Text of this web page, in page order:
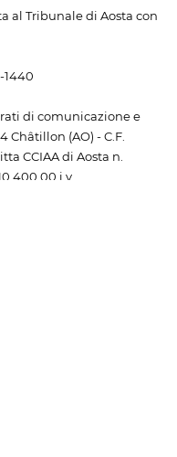
al Tribunale di Aosta con
1440
di comunicazione e
Châtillon (AO) - C.F.
CCIAA di Aosta n.
i.v.